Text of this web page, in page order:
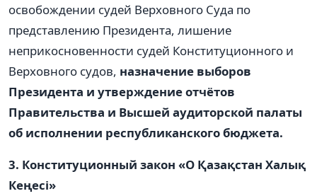
освобождении судей Верховного Суда по
представлению Президента, лишение
неприкосновенности судей Конституционного и
Верховного судов, назначение выборов
Президента и утверждение отчётов
Правительства и Высшей аудиторской палаты
об исполнении республиканского бюджета.
3. Конституционный закон «О Қазақстан Халық
Кеңесі»